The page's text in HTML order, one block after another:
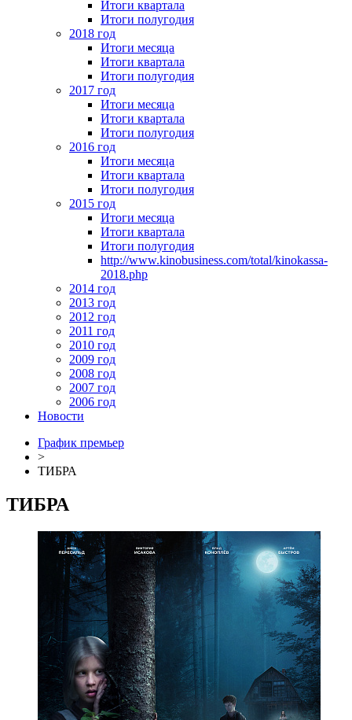
Итоги квартала
Итоги полугодия
2018 год
Итоги месяца
Итоги квартала
Итоги полугодия
2017 год
Итоги месяца
Итоги квартала
Итоги полугодия
2016 год
Итоги месяца
Итоги квартала
Итоги полугодия
2015 год
Итоги месяца
Итоги квартала
Итоги полугодия
http://www.kinobusiness.com/total/kinokassa-
2018.php
2014 год
2013 год
2012 год
2011 год
2010 год
2009 год
2008 год
2007 год
2006 год
Новости
График премьер
>
ТИБРА
ТИБРА